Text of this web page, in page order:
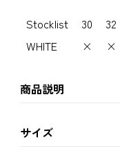
Stocklist 30 32
WHITE
× ×
商品説明
サイズ